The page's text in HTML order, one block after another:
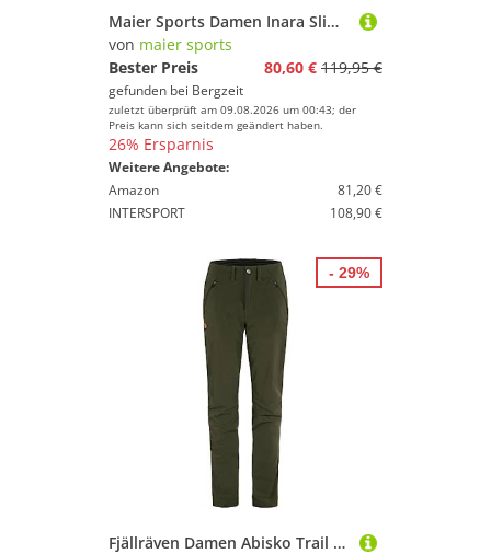
Maier Sports Damen Inara Slim Zip Hose
von maier sports
Bester Preis
80,60 € 119,95 €
gefunden bei Bergzeit
zuletzt überprüft am 09.08.2026 um 00:43; der
Preis kann sich seitdem geändert haben.
26% Ersparnis
Weitere Angebote:
Amazon
81,20 €
INTERSPORT
108,90 €
Fjällräven Damen Abisko Trail Stretch Hose, Deep Forest, 36/R
- 29%